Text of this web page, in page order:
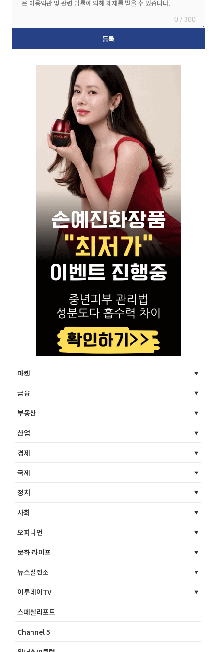
0 / 300
마켓
금융
부동산
산업
경제
국제
정치
사회
오피니언
문화·라이프
뉴스발전소
이투데이TV
스페셜리포트
Channel 5